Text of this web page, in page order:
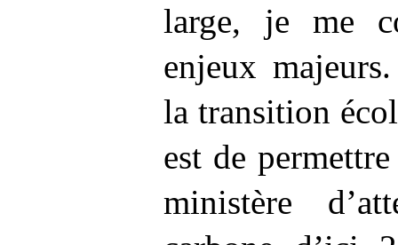
large, je me
enjeux
la transition
est de
ministère